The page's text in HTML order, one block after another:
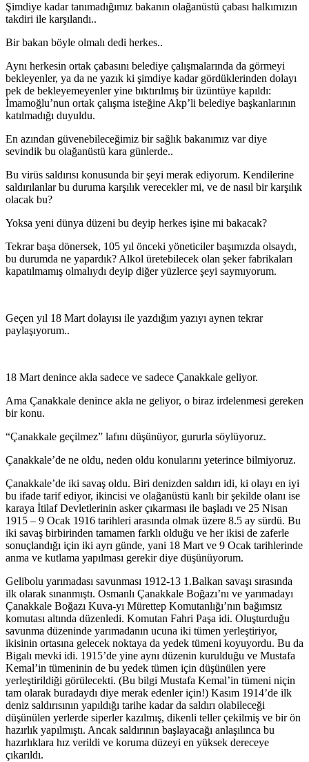
Şimdiye kadar tanımadığımız bakanın olağanüstü çabası halkımızın
takdiri ile karşılandı..
Bir bakan böyle olmalı dedi herkes..
Aynı herkesin ortak çabasını belediye çalışmalarında da görmeyi
bekleyenler, ya da ne yazık ki şimdiye kadar gördüklerinden dolayı
pek de bekleyemeyenler yine bıktırılmış bir üzüntüye kapıldı:
İmamoğlu’nun ortak çalışma isteğine Akp’li belediye başkanlarının
katılmadığı duyuldu.
En azından güvenebileceğimiz bir sağlık bakanımız var diye
sevindik bu olağanüstü kara günlerde..
Bu virüs saldırısı konusunda bir şeyi merak ediyorum. Kendilerine
saldırılanlar bu duruma karşılık verecekler mi, ve de nasıl bir karşılık
olacak bu?
Yoksa yeni dünya düzeni bu deyip herkes işine mi bakacak?
Tekrar başa dönersek, 105 yıl önceki yöneticiler başımızda olsaydı,
bu durumda ne yapardık? Alkol üretebilecek olan şeker fabrikaları
kapatılmamış olmalıydı deyip diğer yüzlerce şeyi saymıyorum.
Geçen yıl 18 Mart dolayısı ile yazdığım yazıyı aynen tekrar
paylaşıyorum..
18 Mart denince akla sadece ve sadece Çanakkale geliyor.
Ama Çanakkale denince akla ne geliyor, o biraz irdelenmesi gereken
bir konu.
“Çanakkale geçilmez” lafını düşünüyor, gururla söylüyoruz.
Çanakkale’de ne oldu, neden oldu konularını yeterince bilmiyoruz.
Çanakkale’de iki savaş oldu. Biri denizden saldırı idi, ki olayı en iyi
bu ifade tarif ediyor, ikincisi ve olağanüstü kanlı bir şekilde olanı ise
karaya İtilaf Devletlerinin asker çıkarması ile başladı ve 25 Nisan
1915 – 9 Ocak 1916 tarihleri arasında olmak üzere 8.5 ay sürdü. Bu
iki savaş birbirinden tamamen farklı olduğu ve her ikisi de zaferle
sonuçlandığı için iki ayrı günde, yani 18 Mart ve 9 Ocak tarihlerinde
anma ve kutlama yapılması gerekir diye düşünüyorum.
Gelibolu yarımadası savunması 1912-13 1.Balkan savaşı sırasında
ilk olarak sınanmıştı. Osmanlı Çanakkale Boğazı’nı ve yarımadayı
Çanakkale Boğazı Kuva-yı Mürettep Komutanlığı’nın bağımsız
komutası altında düzenledi. Komutan Fahri Paşa idi. Oluşturduğu
savunma düzeninde yarımadanın ucuna iki tümen yerleştiriyor,
ikisinin ortasına gelecek noktaya da yedek tümeni koyuyordu. Bu da
Bigalı mevki idi. 1915’de yine aynı düzenin kurulduğu ve Mustafa
Kemal’in tümeninin de bu yedek tümen için düşünülen yere
yerleştirildiği görülecekti. (Bu bilgi Mustafa Kemal’in tümeni niçin
tam olarak buradaydı diye merak edenler için!) Kasım 1914’de ilk
deniz saldırısının yapıldığı tarihe kadar da saldırı olabileceği
düşünülen yerlerde siperler kazılmış, dikenli teller çekilmiş ve bir ön
hazırlık yapılmıştı. Ancak saldırının başlayacağı anlaşılınca bu
hazırlıklara hız verildi ve koruma düzeyi en yüksek dereceye
çıkarıldı.